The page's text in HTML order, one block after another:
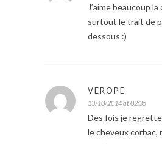
J’aime beaucoup
surtout le trait de
dessous :)
VEROPE
13/10/2014 at 02:35
Des fois je
le cheveux corbac,